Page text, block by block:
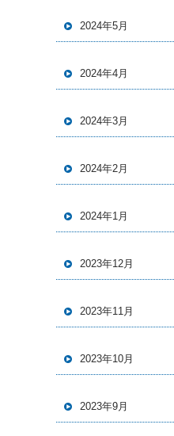
2024年5月
2024年4月
2024年3月
2024年2月
2024年1月
2023年12月
2023年11月
2023年10月
2023年9月